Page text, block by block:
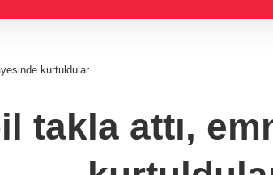
kurtuldular
takla attı,